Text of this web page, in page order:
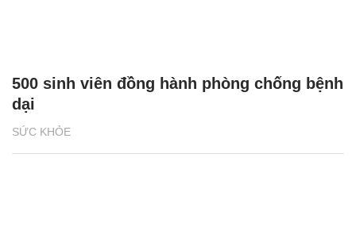
SỨC KHỎE
500 sinh viên đồng hành phòng chống bệnh
dại